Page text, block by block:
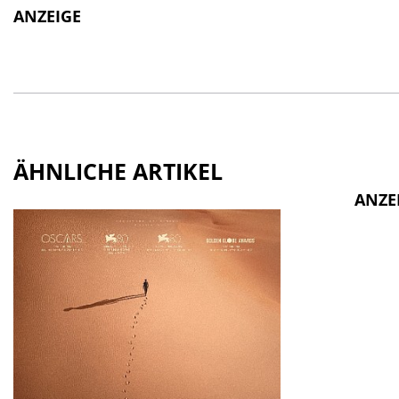
ANZEIGE
ÄHNLICHE ARTIKEL